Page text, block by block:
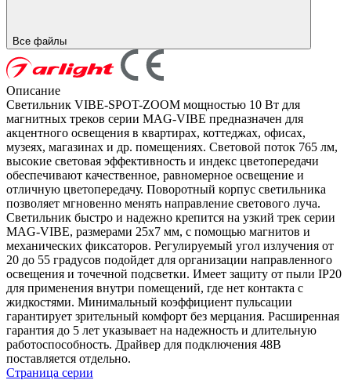
Все файлы
Описание
Светильник VIBE-SPOT-ZOOM мощностью 10 Вт для
магнитных треков серии MAG-VIBE предназначен для
акцентного освещения в квартирах, коттеджах, офисах,
музеях, магазинах и др. помещениях. Световой поток 765 лм,
высокие световая эффективность и индекс цветопередачи
обеспечивают качественное, равномерное освещение и
отличную цветопередачу. Поворотный корпус светильника
позволяет мгновенно менять направление светового луча.
Светильник быстро и надежно крепится на узкий трек серии
MAG-VIBE, размерами 25х7 мм, с помощью магнитов и
механических фиксаторов. Регулируемый угол излучения от
20 до 55 градусов подойдет для организации направленного
освещения и точечной подсветки. Имеет защиту от пыли IP20
для применения внутри помещений, где нет контакта с
жидкостями. Минимальный коэффициент пульсации
гарантирует зрительный комфорт без мерцания. Расширенная
гарантия до 5 лет указывает на надежность и длительную
работоспособность. Драйвер для подключения 48В
поставляется отдельно.
Страница серии